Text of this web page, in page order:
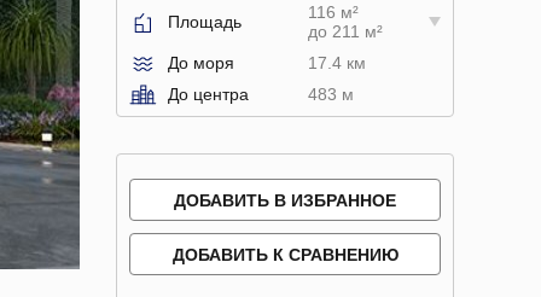
Площадь
116 м²
до 211 м²
До моря
17.4 км
До центра
483 м
ДОБАВИТЬ В ИЗБРАННОЕ
ДОБАВИТЬ К СРАВНЕНИЮ